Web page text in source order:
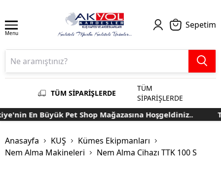
Menu
Sepetim
TÜM SİPARİŞLERDE
TÜM
SİPARİŞLERDE
En Büyük Pet Shop Mağazasına Hoşgeldiniz..
Anasayfa KUŞ
Kümes Ekipmanları
Nem Alma Makineleri
Nem Alma Cihazı TTK 100 S